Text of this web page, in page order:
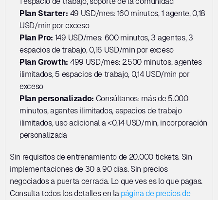
Plan Starter: 49 USD/mes: 160 minutos, 1 agente, 0,18
USD/min por exceso
Plan Pro: 149 USD/mes: 600 minutos, 3 agentes, 3
espacios de trabajo, 0,16 USD/min por exceso
Plan Growth: 499 USD/mes: 2.500 minutos, agentes
ilimitados, 5 espacios de trabajo, 0,14 USD/min por
exceso
Plan personalizado: Consúltanos: más de 5.000
minutos, agentes ilimitados, espacios de trabajo
ilimitados, uso adicional a <0,14 USD/min, incorporación
personalizada
Sin requisitos de entrenamiento de 20.000 tickets. Sin
implementaciones de 30 a 90 días. Sin precios
negociados a puerta cerrada. Lo que ves es lo que pagas.
Consulta todos los detalles en la página de precios de